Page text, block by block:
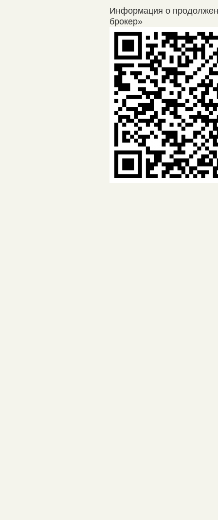
Информация о
брокер»